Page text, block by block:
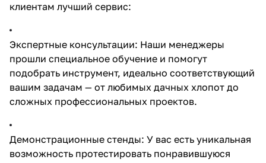
клиентам лучший сервис:
Экспертные консультации: Наши менеджеры
прошли специальное обучение и помогут
подобрать инструмент, идеально соответствующий
вашим задачам — от любимых дачных хлопот до
сложных профессиональных проектов.
Демонстрационные стенды: У вас есть уникальная
возможность протестировать понравившуюся